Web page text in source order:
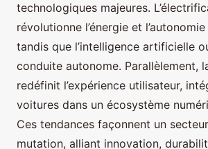
technologiques majeures.
révolutionne l’énergie et
tandis que l’intelligence artificielle
conduite autonome. Parallèlement,
redéfinit l’expérience utilisateur,
voitures dans un écosystème
Ces tendances façonnent un
mutation, alliant innovation,